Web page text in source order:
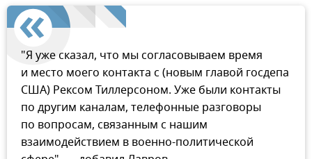
"Я уже сказал, что мы согласовываем время
и место моего контакта с (новым главой госдепа
США) Рексом Тиллерсоном. Уже были контакты
по другим каналам, телефонные разговоры
по вопросам, связанным с нашим
взаимодействием в военно-политической